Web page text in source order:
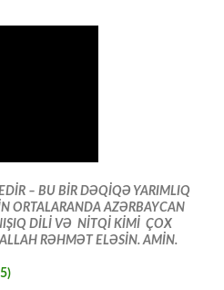
– BU BİR DƏQİQƏ YARIMLIQ
ORTALARANDA AZƏRBAYCAN
DİLİ VƏ NİTQİ KİMİ ÇOX
RƏHMƏT ELƏSİN. AMİN.